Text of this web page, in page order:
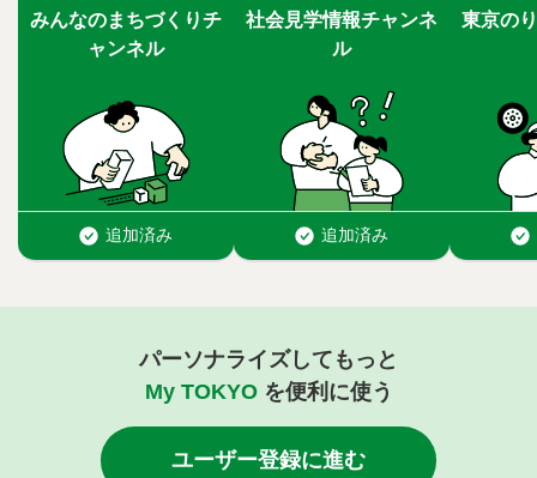
パーソナライズしてもっと
My TOKYOを便利に使う
ユーザー登録に進む